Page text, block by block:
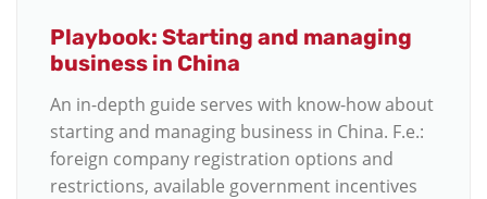
Playbook: Starting and managing
business in China
An in-depth guide serves with know-how about
starting and managing business in China. F.e.:
foreign company registration options and
restrictions, available government incentives